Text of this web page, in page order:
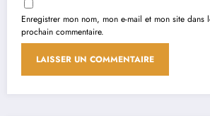
Enregistrer mon nom, mon e-mail et mon site dans
prochain commentaire.